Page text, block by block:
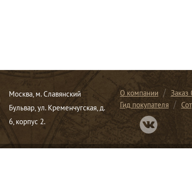
Москва, м. Славянский
Бульвар, ул. Кременчугская, д.
6, корпус 2.
О компании Заказ
Гид покупателя
Перейти в